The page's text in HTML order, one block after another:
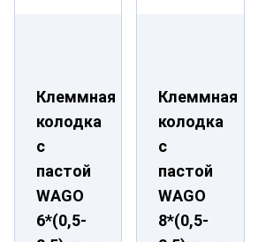
Клеммная
колодка
с
пастой
WAGO
6*(0,5-
Клеммная
колодка
с
пастой
WAGO
8*(0,5-